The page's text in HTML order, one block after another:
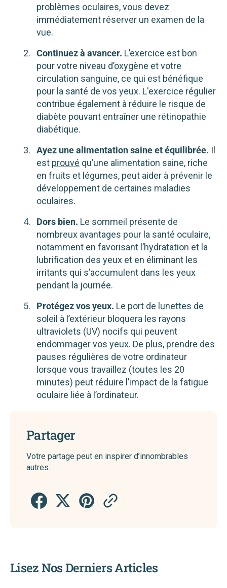
problèmes oculaires, vous devez
immédiatement réserver un examen de la
vue.
Continuez à avancer. L’exercice est bon
pour votre niveau d’oxygène et votre
circulation sanguine, ce qui est bénéfique
pour la santé de vos yeux. L'exercice régulier
contribue également à réduire le risque de
diabète pouvant entraîner une rétinopathie
diabétique.
Ayez une alimentation saine et équilibrée. Il
est prouvé qu’une alimentation saine, riche
en fruits et légumes, peut aider à prévenir le
développement de certaines maladies
oculaires.
Dors bien. Le sommeil présente de
nombreux avantages pour la santé oculaire,
notamment en favorisant l’hydratation et la
lubrification des yeux et en éliminant les
irritants qui s’accumulent dans les yeux
pendant la journée.
Protégez vos yeux. Le port de lunettes de
soleil à l’extérieur bloquera les rayons
ultraviolets (UV) nocifs qui peuvent
endommager vos yeux. De plus, prendre des
pauses régulières de votre ordinateur
lorsque vous travaillez (toutes les 20
minutes) peut réduire l’impact de la fatigue
oculaire liée à l’ordinateur.
Partager
Votre partage peut en inspirer d’innombrables
autres.
Lisez Nos Derniers Articles